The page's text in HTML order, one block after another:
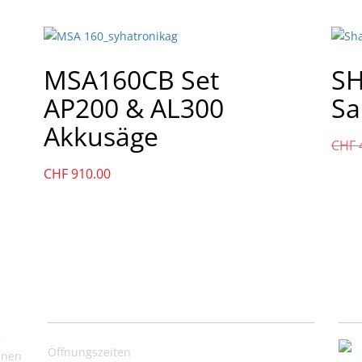
MSA160CB Set
AP200 & AL300
Akkusäge
CHF910.00
CHF
Öffnungszeiten